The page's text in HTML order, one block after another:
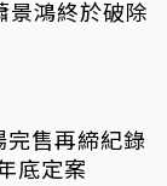
景鴻終於破除
完售再締紀錄
底定案